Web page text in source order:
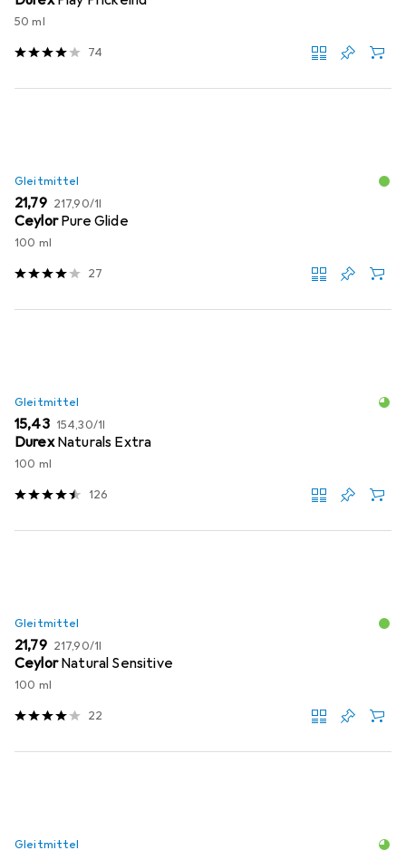
50 ml
74
Gleitmittel
EUR
21,79 EUR
217,90/1l
Ceylor Pure Glide
100 ml
27
Gleitmittel
EUR
15,43 EUR
154,30/1l
Durex Naturals Extra
100 ml
126
Gleitmittel
EUR
21,79 EUR
217,90/1l
Ceylor Natural Sensitive
100 ml
22
Gleitmittel